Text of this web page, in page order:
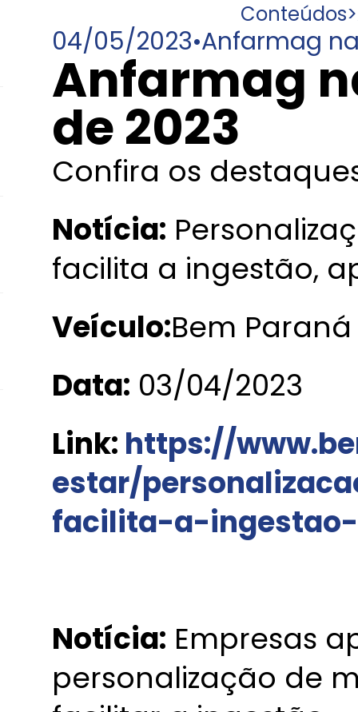
Conteúdos>
04/05/2023•Anfarmag
Anfarmag
de 2023
Confira os
Notícia:
facilita a ingestão,
Veículo:Bem Paraná
Data: 03/04/2023
Link: https://
estar/
facilita-a-
Notícia: Empresas
personalização de